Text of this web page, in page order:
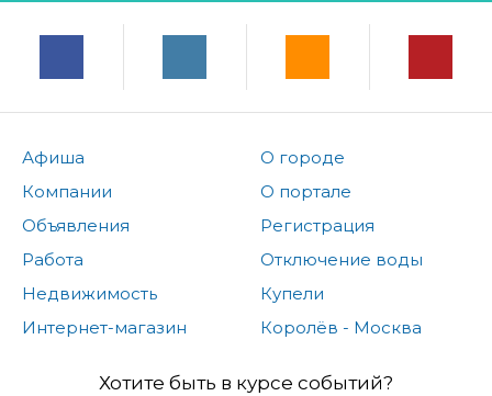
Афиша
Компании
Объявления
Работа
Недвижимость
Интернет-магазин
О городе
О портале
Регистрация
Отключение воды
Купели
Королёв - Москва
Хотите быть в курсе событий?